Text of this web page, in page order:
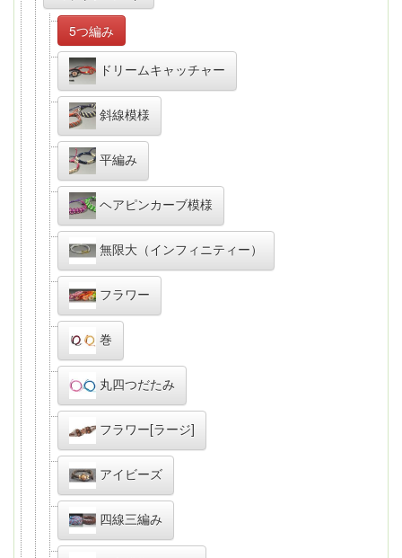
5つ編み
ドリームキャッチャー
斜線模様
平編み
ヘアピンカーブ模様
無限大（インフィニティー）
フラワー
巻
丸四つだたみ
フラワー[ラージ]
アイビーズ
四線三編み